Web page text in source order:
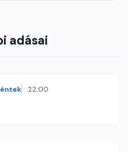
adásai
22:00